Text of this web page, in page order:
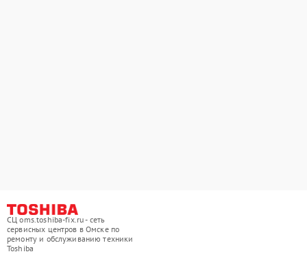
СЦ oms.toshiba-fix.ru - сеть
сервисных центров в Омске по
ремонту и обслуживанию техники
Toshiba